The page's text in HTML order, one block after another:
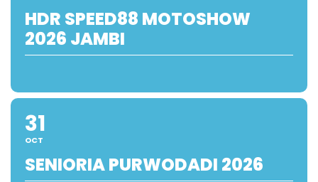
HDR SPEED88 MOTOSHOW
2026 JAMBI
31
OCT
SENIORIA PURWODADI 2026